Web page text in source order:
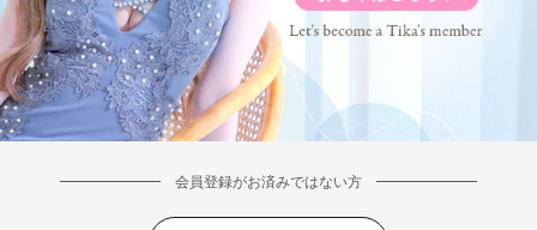
会員登録がお済みではない方